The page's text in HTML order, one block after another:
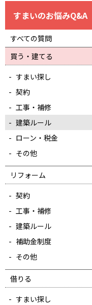
すまいのお悩みQ&A
すべての質問
買う・建てる
すまい探し
契約
工事・補修
建築ルール
ローン・税金
その他
リフォーム
契約
工事・補修
建築ルール
補助金制度
その他
借りる
すまい探し